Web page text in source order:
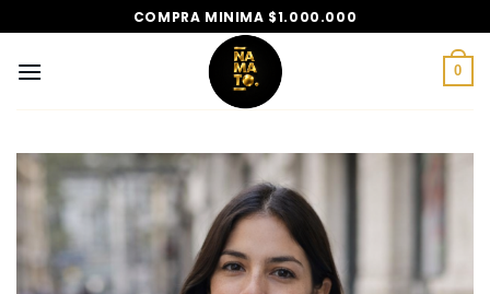
al
contenido
COMPRA MINIMA $1.000.000
0